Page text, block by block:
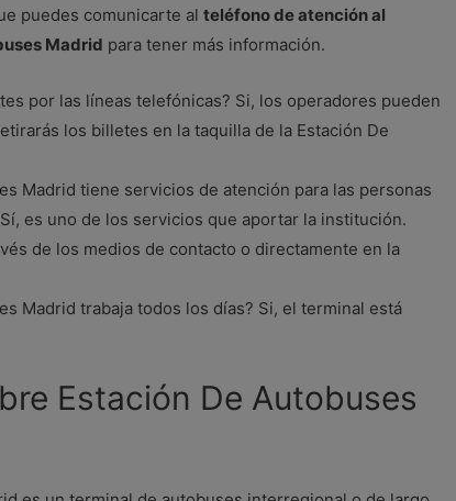
puedes comunicarte alteléfono de atención al
Madrid para tener más información.
por las líneas telefónicas? Si, los operadores pueden
los billetes en la taquilla de la Estación De
Madrid tiene servicios de atención para las personas
es uno de los servicios que aportar la institución.
de los medios de contacto o directamente en la
Madrid trabaja todos los días? Si, el terminal está
Estación De Autobuses